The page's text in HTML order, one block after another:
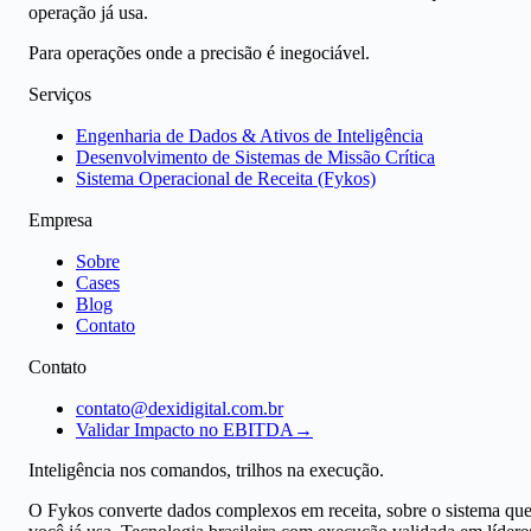
operação já usa.
Para operações onde a precisão é inegociável.
Serviços
Engenharia de Dados & Ativos de Inteligência
Desenvolvimento de Sistemas de Missão Crítica
Sistema Operacional de Receita (Fykos)
Empresa
Sobre
Cases
Blog
Contato
Contato
contato@dexidigital.com.br
Validar Impacto no EBITDA →
Inteligência nos comandos, trilhos na execução.
O Fykos converte dados complexos em receita, sobre o sistema que